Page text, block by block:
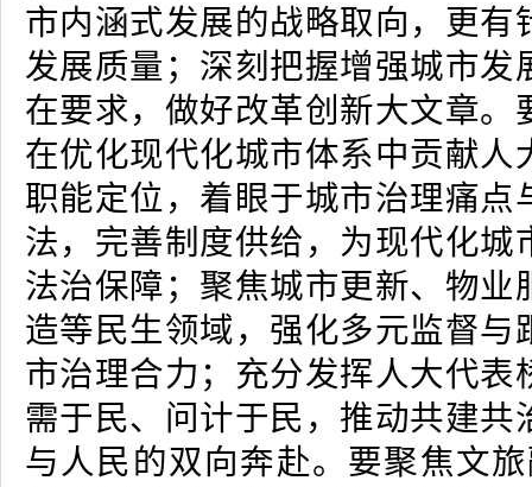
市内涵式发展的战略取向，更有
发展质量；深刻把握增强城市发
在要求，做好改革创新大文章。
在优化现代化城市体系中贡献人
职能定位，着眼于城市治理痛点
法，完善制度供给，为现代化城
法治保障；‌聚焦城市更新、物业
造等民生领域，强化多元监督与
市治理合力；充分发挥人大代表
需于民、问计于民，推动共建共
与人民的双向奔赴。要聚焦文